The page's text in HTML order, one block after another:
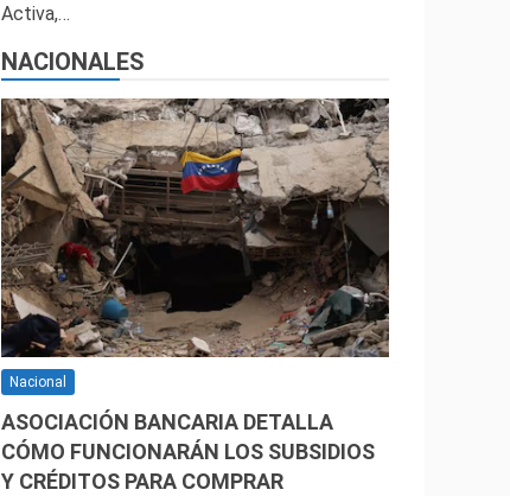
Activa,…
NACIONALES
Nacional
ASOCIACIÓN BANCARIA DETALLA
CÓMO FUNCIONARÁN LOS SUBSIDIOS
Y CRÉDITOS PARA COMPRAR